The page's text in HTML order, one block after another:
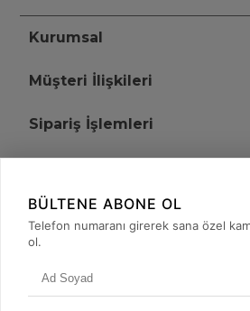
Kurumsal
Müşteri İlişkileri
Sipariş İşlemleri
+90 (850) 473
BÜLTENE ABONE OL
Telefon numaranı girerek sana özel
ol.